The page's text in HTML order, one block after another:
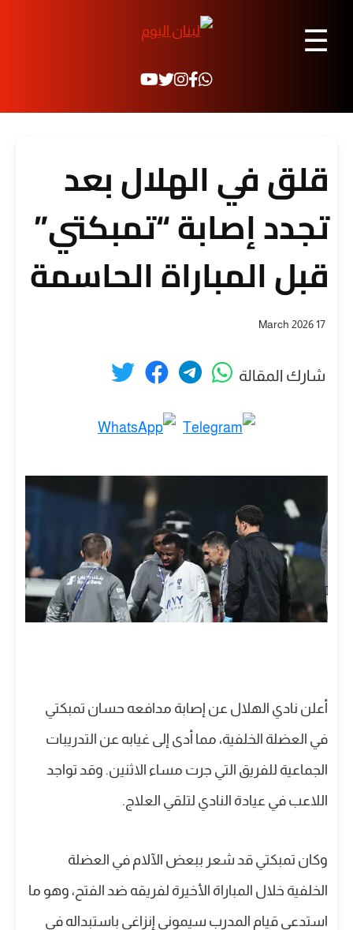
☰
قلق في الهلال بعد
تجدد إصابة “تمبكتي”
قبل المباراة الحاسمة
17 March 2026
شارك المقالة
أعلن نادي الهلال عن إصابة مدافعه حسان تمبكتي
في العضلة الخلفية، مما أدى إلى غيابه عن التدريبات
الجماعية للفريق التي جرت مساء الاثنين. وقد تواجد
اللاعب في عيادة النادي لتلقي العلاج.
وكان تمبكتي قد شعر ببعض الآلام في العضلة
الخلفية خلال المباراة الأخيرة لفريقه ضد الفتح، وهو ما
استدعى قيام المدرب سيموني إنزاغي باستبداله في